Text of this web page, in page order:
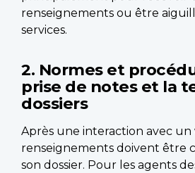
renseignements ou être
services.
2. Normes et
prise de notes et la
dossiers
Après une interaction avec un
renseignements doivent être
son dossier. Pour les agents